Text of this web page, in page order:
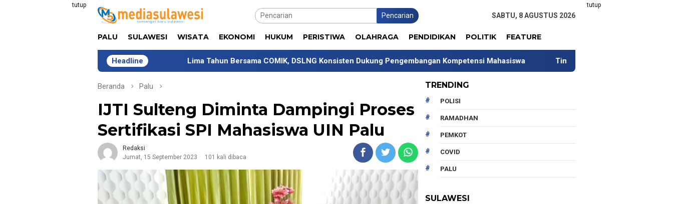
tutup tutup
Pencarian SABTU, 8 AGUSTUS 2026
PALU SULAWESI WISATA EKONOMI HUKUM PERISTIWA OLAHRAGA PENDIDIKAN POLITIK FEATURE
Headline
Lima Tahun Bersama COMIK, DSLNG Konsisten Dukung Pengembangan Kompetensi Mahasiswa Tim Universitas Indonesia Jalani Pengabdian di
Beranda Palu
IJTI Sulteng Diminta Dampingi Proses
Sertifikasi SPI Mahasiswa UIN Palu
Redaksi
Jumat, 15 September 2023
101 kali dibaca
TRENDING
POLISI
RAMADHAN
PEMKOT
COVID
PALU
SULAWESI